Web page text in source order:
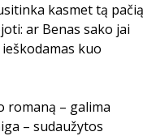
kasmet tą pačią
ar Benas sako jai
kuo
romaną – galima
– sudaužytos